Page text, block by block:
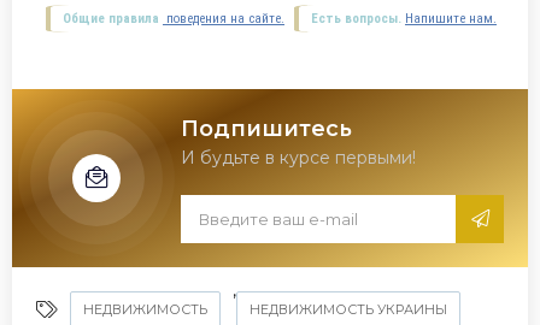
Есть вопросы. Напишите нам.
Общие правила поведения на сайте.
Подпишитесь
И будьте в курсе первыми!
НЕДВИЖИМОСТЬ
,
НЕДВИЖИМОСТЬ УКРАИНЫ